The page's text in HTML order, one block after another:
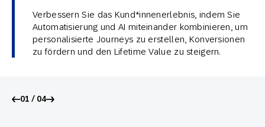
Verbessern Sie das Kund*innenerlebnis, indem Sie
Automatisierung und AI miteinander kombinieren, um
personalisierte Journeys zu erstellen, Konversionen
zu fördern und den Lifetime Value zu steigern.
01 / 04